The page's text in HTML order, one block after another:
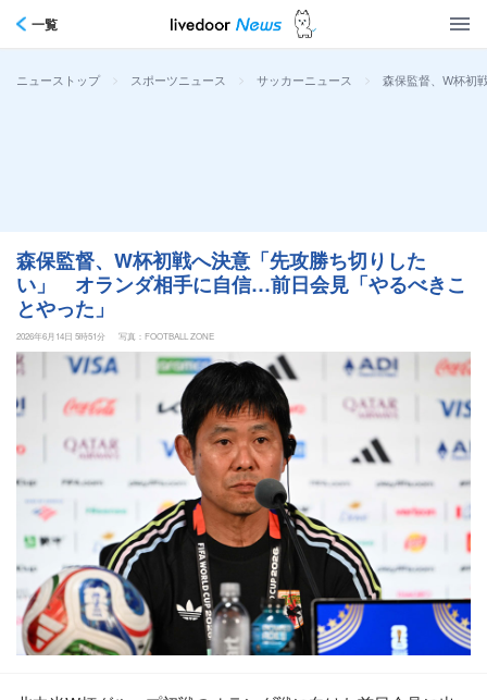
一覧
ニューストップ > スポーツニュース > サッカーニュース > 森保監督、W杯初
森保監督、W杯初戦へ決意「先攻勝ち切りした
い」 オランダ相手に自信…前日会見「やるべきこ
とやった」
2026年6月14日 5時51分 写真：FOOTBALL ZONE